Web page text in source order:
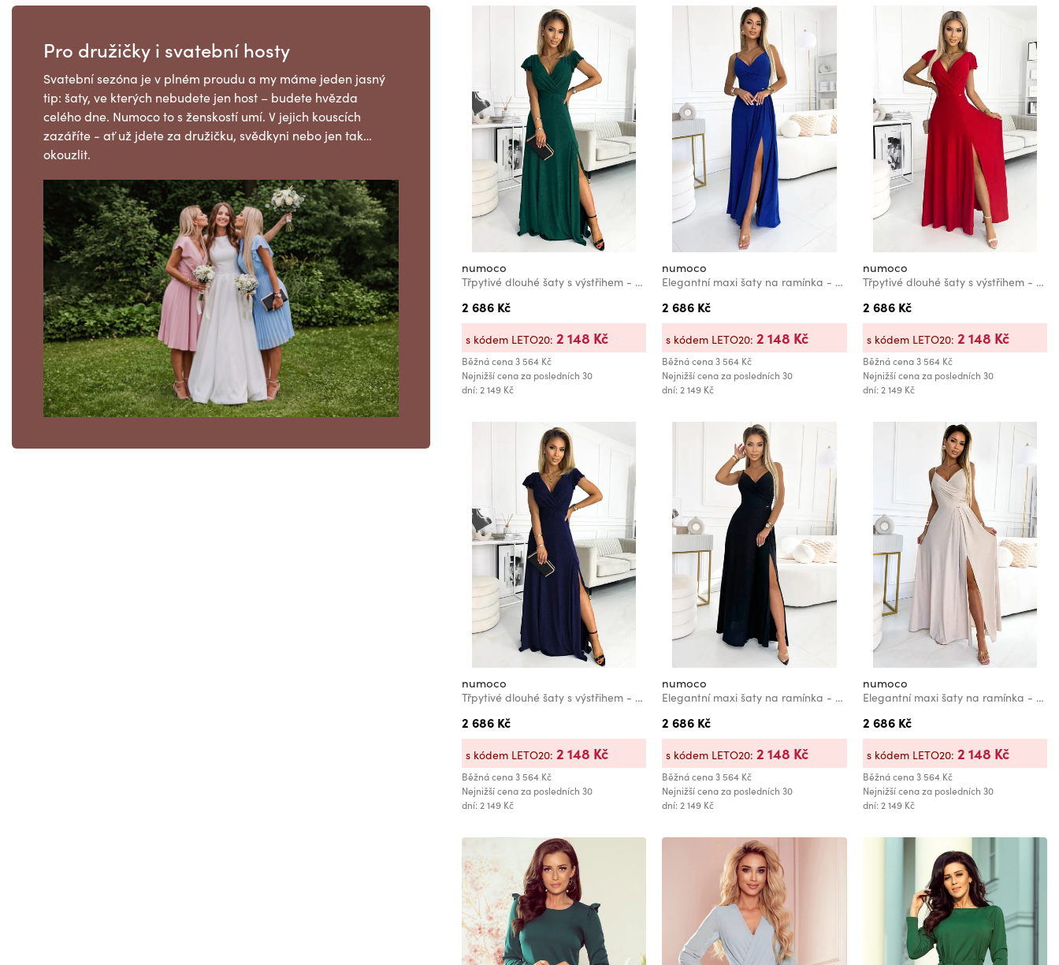
Pro družičky i svatební hosty
Svatební sezóna je v plném proudu a my máme jeden jasný
tip: šaty, ve kterých nebudete jen host – budete hvězda
celého dne. Numoco to s ženskostí umí. V jejich kouscích
zazáříte - ať už jdete za družičku, svědkyni nebo jen tak…
okouzlit.
numoco
Třpytivé dlouhé šaty s výstřihem - zelené Numoco CRYSTAL
2 686 Kč
Běžná cena3 564 Kč
Nejnižší cena za posledních 30
dní: 2 149 Kč
s kódem LETO20: 2 148 Kč
numoco
Elegantní maxi šaty na ramínka - modrá se třpytkam Numoco CHIARA
2 686 Kč
Běžná cena 3 564 Kč
Nejnižší cena za posledních 30
dní: 2 149 Kč
s kódem LETO20:2 148 Kč
numoco
Třpytivé dlouhé šaty s výstřihem - červené Numoco CRYSTAL
2 686 Kč
Běžná cena 3 564 Kč
Nejnižší cena za posledních 30
dní: 2 149 Kč
s kódem LETO20: 2 148 Kč
numoco
Třpytivé dlouhé šaty s výstřihem - tmavě modré Numoco CRYSTAL
2 686 Kč
Běžná cena3 564 Kč
Nejnižší cena za posledních 30
dní: 2 149 Kč
s kódem LETO20: 2 148 Kč
numoco
Elegantní maxi šaty na ramínka - černá se třpytkami Numoco CHIARA
2 686 Kč
Běžná cena 3 564 Kč
Nejnižší cena za posledních 30
dní: 2 149 Kč
s kódem LETO20:2 148 Kč
numoco
Elegantní maxi šaty na ramínka - béžová se třpytkami Numoco CHIARA
2 686 Kč
Běžná cena 3 564 Kč
Nejnižší cena za posledních 30
dní: 2 149 Kč
s kódem LETO20: 2 148 Kč